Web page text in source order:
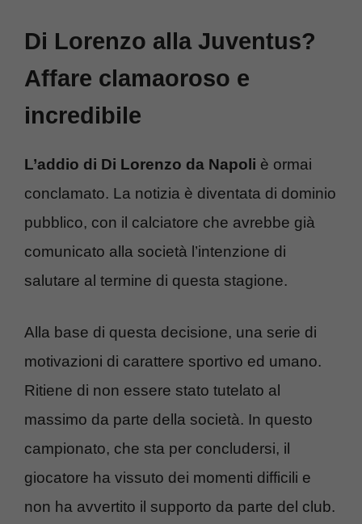
Di Lorenzo alla Juventus?
Affare clamaoroso e
incredibile
L’addio di Di Lorenzo da Napoli è ormai
conclamato. La notizia è diventata di dominio
pubblico, con il calciatore che avrebbe già
comunicato alla società l’intenzione di
salutare al termine di questa stagione.
Alla base di questa decisione, una serie di
motivazioni di carattere sportivo ed umano.
Ritiene di non essere stato tutelato al
massimo da parte della società. In questo
campionato, che sta per concludersi, il
giocatore ha vissuto dei momenti difficili e
non ha avvertito il supporto da parte del club.